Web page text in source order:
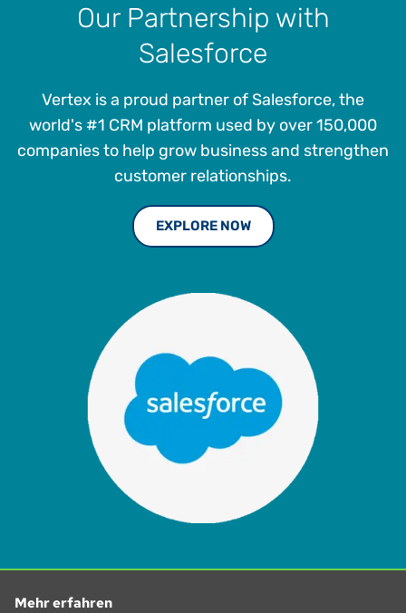
Our Partnership with
Salesforce
Vertex is a proud partner of Salesforce, the
world's #1 CRM platform used by over 150,000
companies to help grow business and strengthen
customer relationships.
EXPLORE NOW
Mehr erfahren